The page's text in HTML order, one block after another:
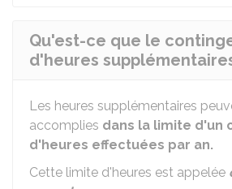
Qu'est-ce que le
d'heures
Les heures supplémentaires
accomplies dans la limite d'un
d'heures effectuées par an.
Cette limite d'heures est appelée